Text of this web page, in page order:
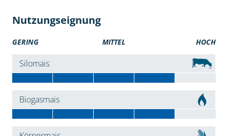
Nutzungseignung
GERING MITTEL HOCH
Silomais
Biogasmais